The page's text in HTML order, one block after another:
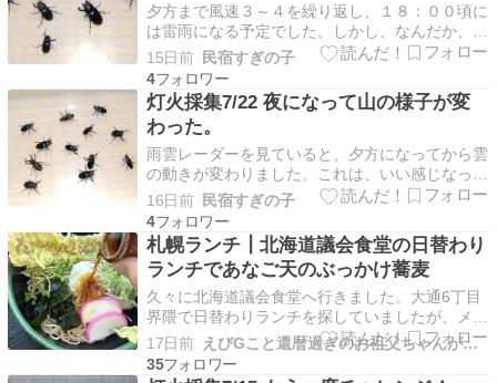
夕方まで風速３～４を繰り返し、１８：００頃に
は雷雨になる予定でした。しかし、なんだか、様
子が変わってきたので、現地に向かいました。湿
度もあがっていて風も落ち着いていましたので、
機材をセットしてスタートしました。コクワガ
タ・アカアシクワガタは、ポツポツ飛来しました
が、ミヤマクワガタ…
15日前
民宿すぎの子
4
灯火採集7/22 夜になって山の様子が変
わった。
雨雲レーダーを見ていると、夕方になってから雲
の動きが変わりました。これは、いい感じなって
きたかも？と思ったので、時間になってから現地
に向かいました。風速も１～２の繰り返しになっ
たので、風もとまるときがくるね～～って思って
スタートしました。スタートしてから40分ほど
すると蛾も集まり…
16日前
民宿すぎの子
4
札幌ランチ┃北海道議会食堂の日替わり
ランチであなご天のぶっかけ蕎麦
久々に北海道議会食堂へ行きました。大通6丁目
界隈で日替わりランチを探していましたが、メニ
ューが週単位で発表される日替わりランチがここ
にもあります。しかし、ここへ来る時はいつもか
けそばや特ざるそばといったお蕎麦を食べてしま
17日前
えびGこと還暦過ぎのお祖父ちゃんがグルメにアウトドア等を紹介
35